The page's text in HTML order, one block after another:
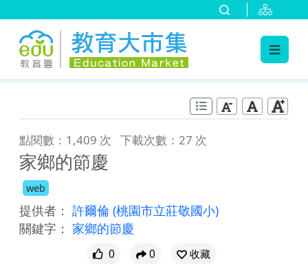
點閱數：1,409 次 下載次數：27 次
家鄉的節慶
web
提供者： 許爾倫 (桃園市立莊敬國小)
關鍵字： 家鄉的節慶
0 0
收藏